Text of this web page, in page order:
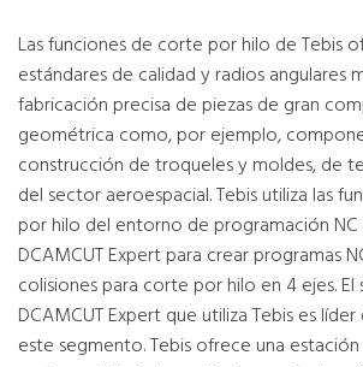
Las funciones de corte por hilo de Tebis
estándares de calidad y radios angulares
fabricación precisa de piezas de gran
geométrica como, por ejemplo,
construcción de troqueles y moldes, de
del sector aeroespacial. Tebis utiliza las
por hilo del entorno de programación
DCAMCUT Expert para crear programas
colisiones para corte por hilo en 4 ejes.
DCAMCUT Expert que utiliza Tebis es
este segmento. Tebis ofrece una